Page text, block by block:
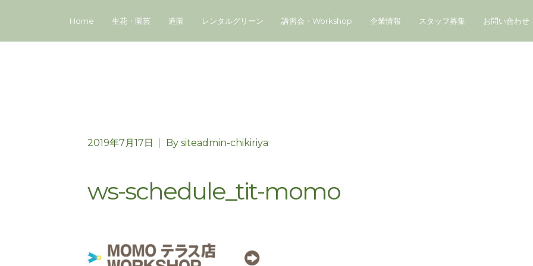
Home 生花・園芸 造園 レンタルグリーン 講習会・Workshop 企業情報 スタッフ募集 お問い合わせ
2019年7月17日 By siteadmin-chikiriya
ws-schedule_tit-momo